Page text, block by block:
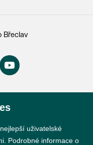
Břeclav
uživatelské
Podrobné informace o